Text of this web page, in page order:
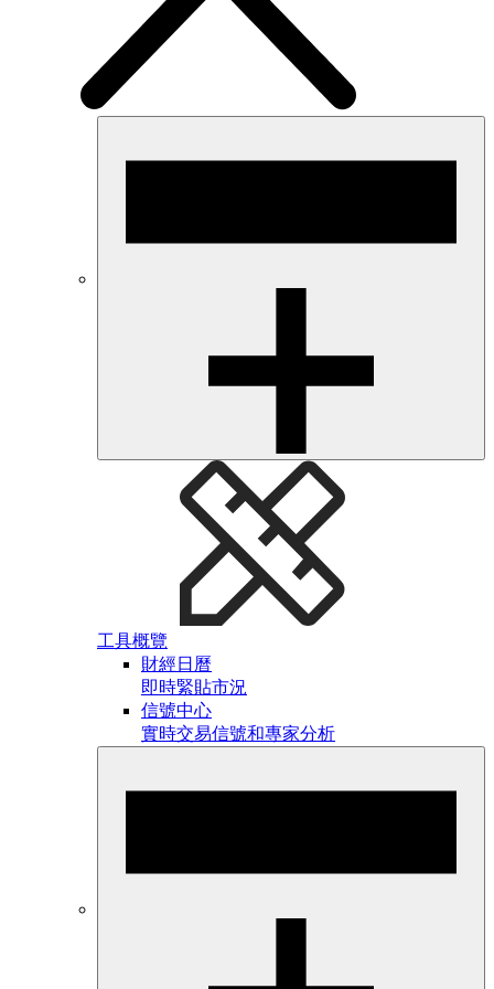
工具概覽
財經日曆
即時緊貼市況
信號中心
實時交易信號和專家分析